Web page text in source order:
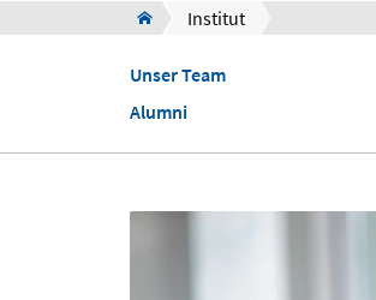
Institut
Unser Team
Alumni